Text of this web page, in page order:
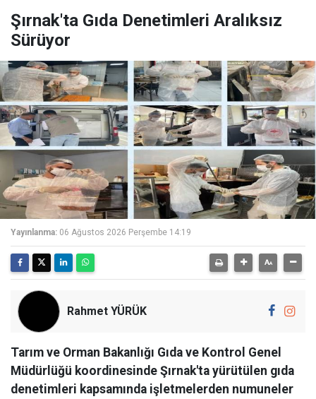
Şırnak'ta Gıda Denetimleri Aralıksız
Sürüyor
Yayınlanma: 06 Ağustos 2026 Perşembe 14:19
Rahmet YÜRÜK
Tarım ve Orman Bakanlığı Gıda ve Kontrol Genel
Müdürlüğü koordinesinde Şırnak'ta yürütülen gıda
denetimleri kapsamında işletmelerden numuneler